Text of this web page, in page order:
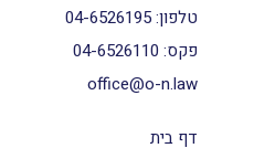
דף בית
טלפון:04-6526195
פקס: 04-6526110
office@o-n.law